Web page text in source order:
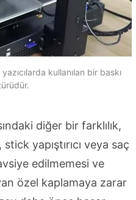
kullanılan bir baskı
diğer bir farklılık,
yapıştırıcı veya saç
edilmemesi ve
özel kaplamaya zarar